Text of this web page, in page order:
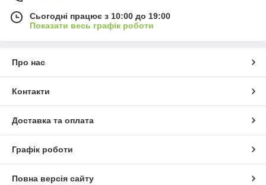
Сьогодні працює з 10:00 до 19:00
Показати весь графік роботи
Про нас
Контакти
Доставка та оплата
Графік роботи
Повна версія сайту